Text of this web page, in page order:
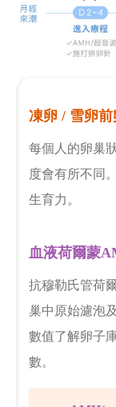
台北院
台中辦事處
高雄辦事處
最新消息
心情故事
凍卵 / 雪卵
每個人的卵巢
度會有所不同
生育力。
血液荷爾蒙
抗穆勒氏管荷
巢中原始濾泡
數值了解卵子
數。